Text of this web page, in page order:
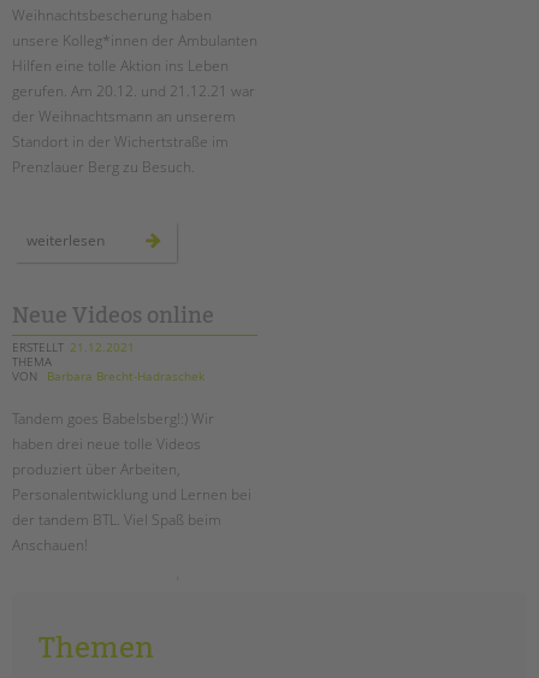
EINGLIEDERUNGSHILFE
BETREUTES WOHNEN
TANDEM BTL AKADEMIE
Seminarkalender
STADTTEILARBEIT
PROFIL | LEITBILD
Kinder- und Jugendschutz
Unsere Videos
Gesellschafter VdK
schoolcoach BTL
tandem international
Stellenangebote
tandem als Arbeitgeberin
Weihnachtsbescherung haben
unsere Kolleg*innen der Ambulanten
Hilfen eine tolle Aktion ins Leben
gerufen. Am 20.12. und 21.12.21 war
der Weihnachtsmann an unserem
Standort in der Wichertstraße im
Prenzlauer Berg zu Besuch.
weiterlesen
weihnachtmann
den
ambulanten
hilfen
Neue Videos online
ERSTELLT 21.12.2021
THEMA
VON
Barbara Brecht-Hadraschek
Tandem goes Babelsberg!:) Wir
haben drei neue tolle Videos
produziert über Arbeiten,
Personalentwicklung und Lernen bei
der tandem BTL. Viel Spaß beim
Anschauen!
Themen